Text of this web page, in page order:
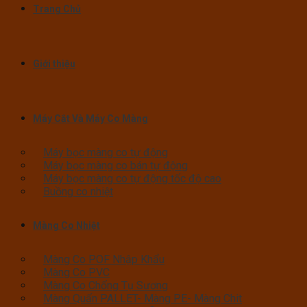
Trang Chủ
Giới thiệu
Máy Cắt Và Máy Co Màng
Máy bọc màng co tự động
Máy bọc màng co bán tự động
Máy bọc màng co tự động tốc độ cao
Buồng co nhiệt
Màng Co Nhiệt
Màng Co POF Nhập Khẩu
Màng Co PVC
Màng Co Chống Tụ Sương
Màng Quấn PALLET- Màng PE- Màng Chit